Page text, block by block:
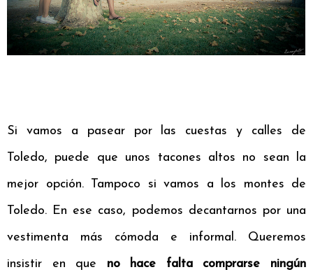
Si vamos a pasear por las cuestas y calles de
Toledo, puede que unos tacones altos no sean la
mejor opción. Tampoco si vamos a los montes de
Toledo. En ese caso, podemos decantarnos por una
vestimenta más cómoda e informal. Queremos
insistir en que no hace falta comprarse ningún